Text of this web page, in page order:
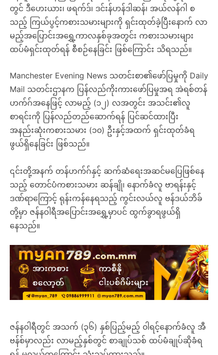
တွင် ဒီဟေးယား၊ ဖရက်ဒ်၊ ဒင်းန်ဟန်ဒါဆန်၊ အယ်လန်ဂါ စ
သည့် ကြယ်ပွင့်ကစားသမားများကို ရှင်းထုတ်ခဲ့ပြီးနောက် လာ
မည့်အပြောင်းအရွှေ့ကာလနှစ်ခုအတွင်း ကစားသမားများ
ထပ်မံရှင်းထုတ်ရန် စီစဉ်နေခြင်း ဖြစ်ကြောင်း သိရသည်။
Manchester Evening News သတင်းစာ၏ဖော်ပြမှုကို Daily
Mail သတင်းဌာနက ပြန်လည်ကိုးကားဖော်ပြမှုအရ အဲရစ်တန်
ဟက်ဂ်အနေဖြင့် လာမည့် (၁၂) လအတွင်း အသင်း၏လူ
စာရင်းကို ပြန်လည်တည်ဆောက်ရန် ပြင်ဆင်ထားပြီး
အနည်းဆုံးကစားသမား (၁၀) ဦးနှင့်အထက် ရှင်းထုတ်ခံရ
ဖွယ်ရှိနေခြင်း ဖြစ်သည်။
၎င်းတို့အနက် တန်ဟက်ဂ်နှင့် ဆက်ဆံရေးအဆင်မပြေဖြစ်နေ
သည့် တောင်ပံကစားသမား ဆန်ချို၊ နောက်ခံလူ ဗာရန်းနှင့်
ဒဏ်ရာကြောင့် ရုန်းကန်နေရသည့် ကွင်းလယ်လူ ဗန်ဒယ်ဘိခ်
တို့မှာ ဇန်နဝါရီအပြောင်းအရွှေ့မှာပင် ထွက်ခွာရဖွယ်ရှိ
နေသည်။
ဇန်နဝါရီတွင် အသက် (၃၆) နှစ်ပြည့်မည့် ၀ါရင့်နောက်ခံလူ အီ
ဗန်စ်မှာလည်း လာမည့်နှစ်တွင် စာချုပ်သစ် ထပ်မံချုပ်ဆိုခံရ